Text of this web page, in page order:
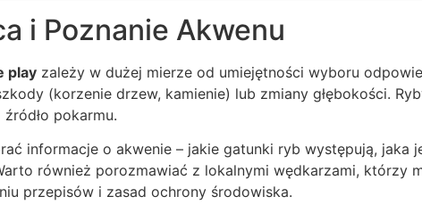
i Poznanie Akwenu
play zależy w dużej mierze od umiejętności wyboru
(korzenie drzew, kamienie) lub zmiany głębokości.
pokarmu.
informacje o akwenie – jakie gatunki ryb występują, jaka
również porozmawiać z lokalnymi wędkarzami, którzy
przepisów i zasad ochrony środowiska.